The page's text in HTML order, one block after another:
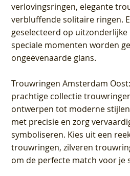
verlovingsringen, elegante
verbluffende solitaire ringen.
geselecteerd op
speciale momenten worden
ongeëvenaarde glans.
Trouwringen Amsterdam Oost
prachtige collectie
ontwerpen tot moderne
met precisie en zorg
symboliseren. Kies uit een
trouwringen, zilveren
om de perfecte match voor je